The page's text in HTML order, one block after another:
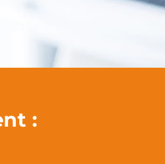
: